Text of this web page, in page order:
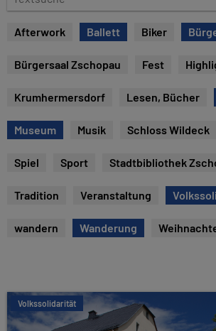
e
e
Afterwork Ballett Biker
Bürgersaal Zschopau Fest
Krumhermersdorf Lesen, Bücher
Museum Musik Schloss Wildeck
Spiel Sport Stadtbibliothek
Tradition Veranstaltung
wandern Wanderung
Volkssolidarität